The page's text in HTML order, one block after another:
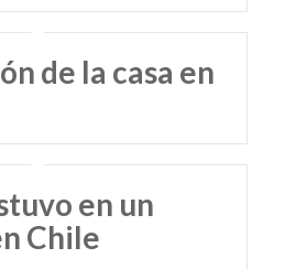
de la casa en
en un
Chile